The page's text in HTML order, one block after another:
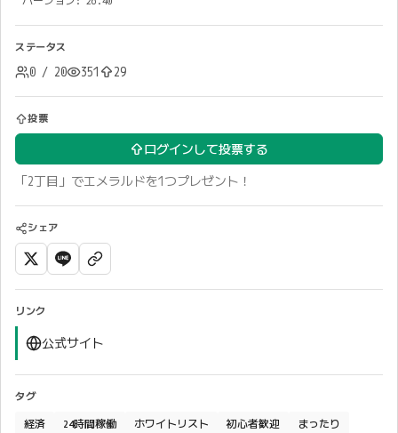
ステータス
0 / 20 351 29
投票
ログインして投票する
「2丁目」でエメラルドを1つプレゼント！
シェア
リンク
公式サイト
タグ
経済 24時間稼働 ホワイトリスト 初心者歓迎 まったり